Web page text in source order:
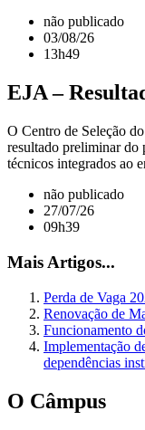
não publicado
03/08/26
13h49
EJA –
O Centro de Seleção
resultado preliminar do
técnicos integrados ao
não publicado
27/07/26
09h39
Mais Artigos...
Perda de Vaga
Renovação de
Funcionamento
Implementação
dependências
O Câmpus